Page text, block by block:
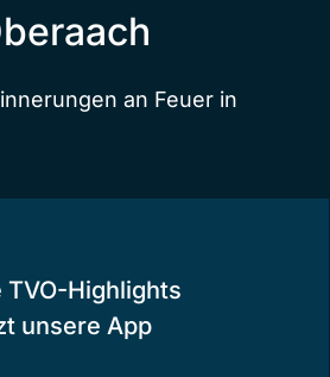
an Feuer in
TVO-Highlights
unsere App